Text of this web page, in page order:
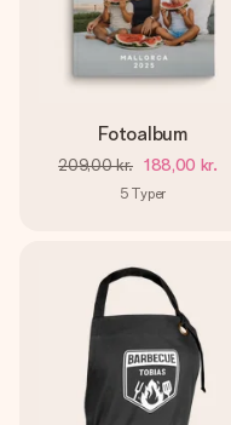
Fotoalbum
209,00 kr. 188,00 kr.
5 Typer